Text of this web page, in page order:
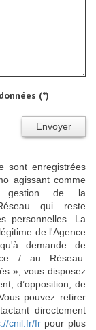
(*)
Envoyer
sont enregistrées
agissant comme
gestion de la
qui reste
personnelles. La
de l'Agence
demande de
/ au Réseau.
», vous disposez
d’opposition, de
pouvez retirer
directement
cnil.fr/frpour plus